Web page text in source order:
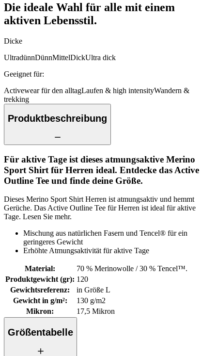
Die ideale Wahl für alle mit einem
aktiven Lebensstil.
Dicke
UltradünnDünnMittelDickUltra dick
Geeignet für:
Activewear für den alltagLaufen & high intensityWandern &
trekking
Produktbeschreibung
Für aktive Tage ist dieses atmungsaktive Merino
Sport Shirt für Herren ideal. Entdecke das Active
Outline Tee und finde deine Größe.
Dieses Merino Sport Shirt Herren ist atmungsaktiv und hemmt
Gerüche. Das Active Outline Tee für Herren ist ideal für aktive
Tage. Lesen Sie mehr.
Mischung aus natürlichen Fasern und Tencel® für ein
geringeres Gewicht
Erhöhte Atmungsaktivität für aktive Tage
Material:
70 % Merinowolle / 30 % Tencel™.
Produktgewicht (gr): 120
Gewichtsreferenz:
in Größe L
Gewicht in g/m²:
130 g/m2
Mikron: 17,5 Mikron
Größentabelle